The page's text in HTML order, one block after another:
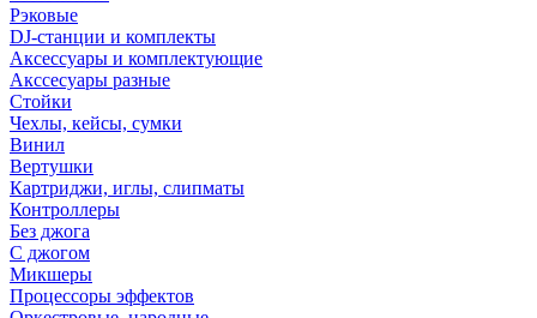
Рэковые
DJ-станции и комплекты
Аксессуары и комплектующие
Акссесуары разные
Стойки
Чехлы, кейсы, сумки
Винил
Вертушки
Картриджи, иглы, слипматы
Контроллеры
Без джога
С джогом
Микшеры
Процессоры эффектов